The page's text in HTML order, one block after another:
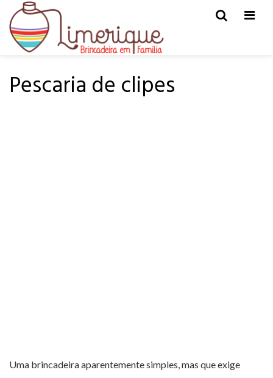
HOME PÁ-PUM
Pescaria de clipes
Uma brincadeira aparentemente simples, mas que exige